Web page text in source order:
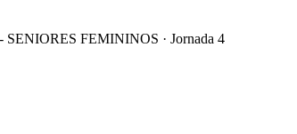
FEMININOS · Jornada 4